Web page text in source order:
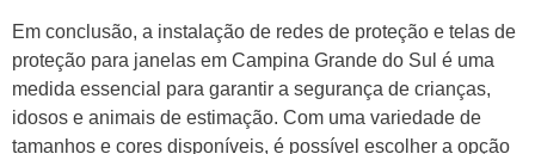
Em conclusão, a instalação de redes de proteção e telas de
proteção para janelas em Campina Grande do Sul é uma
medida essencial para garantir a segurança de crianças,
idosos e animais de estimação. Com uma variedade de
tamanhos e cores disponíveis, é possível escolher a opção